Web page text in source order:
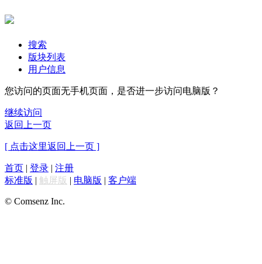
搜索
版块列表
用户信息
您访问的页面无手机页面，是否进一步访问电脑版？
继续访问
返回上一页
[ 点击这里返回上一页 ]
首页 | 登录 | 注册
标准版 | 触屏版 | 电脑版 | 客户端
© Comsenz Inc.